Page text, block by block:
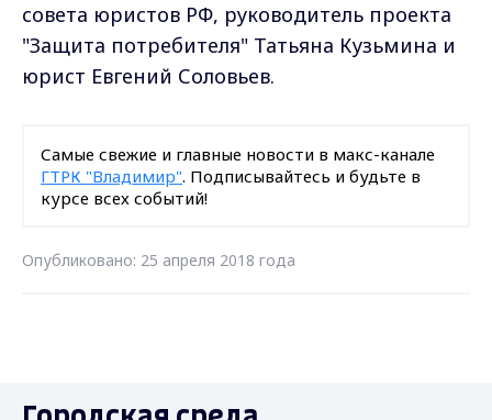
совета юристов РФ, руководитель проекта
"Защита потребителя" Татьяна Кузьмина и
юрист Евгений Соловьев.
Самые свежие и главные новости в макс-канале
ГТРК "Владимир". Подписывайтесь и будьте в
курсе всех событий!
Опубликовано: 25 апреля 2018 года